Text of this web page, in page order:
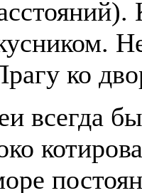
ко
всегда